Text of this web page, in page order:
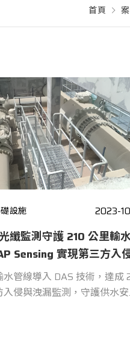
首頁
設施 2023-
纖監測守護 210 公里輸
Sensing 實現第三方入
洩漏即時偵測
管線導入 DAS 技術，達成
入侵與洩漏監測，守護供水安